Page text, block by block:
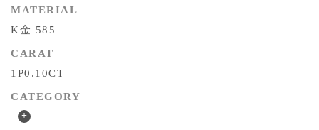
MATERIAL
K金 585
CARAT
1P0.10CT
CATEGORY
+